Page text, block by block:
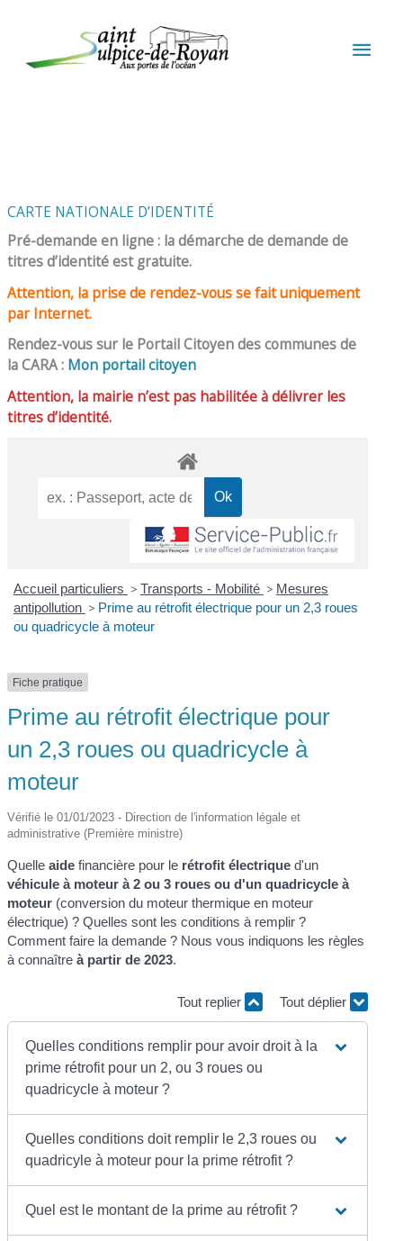
CARTE NATIONALE D’IDENTITÉ
Pré-demande en ligne : la démarche de demande de
titres d’identité est gratuite.
Attention, la prise de rendez-vous se fait uniquement
par Internet.
Rendez-vous sur le Portail Citoyen des communes de
la CARA : Mon portail citoyen
Attention, la mairie n’est pas habilitée à délivrer les
titres d’identité.
Accueil particuliers > Transports - Mobilité > Mesures
antipollution > Prime au rétrofit électrique pour un 2,3 roues
ou quadricycle à moteur
Fiche pratique
Prime au rétrofit électrique pour
un 2,3 roues ou quadricycle à
moteur
Vérifié le 01/01/2023 - Direction de l'information légale et
administrative (Première ministre)
Quelleaide financière pour le rétrofit électrique d'un
véhicule à moteur à 2 ou 3 roues ou d'un quadricycle à
moteur (conversion du moteur thermique en moteur
électrique) ? Quelles sont les conditions à remplir ?
Comment faire la demande ? Nous vous indiquons les règles
à connaîtreà partir de 2023.
Tout replier Tout déplier
Quelles conditions remplir pour avoir droit à la
prime rétrofit pour un 2, ou 3 roues ou
quadricycle à moteur ?
Quelles conditions doit remplir le 2,3 roues ou
quadricyle à moteur pour la prime rétrofit ?
Quel est le montant de la prime au rétrofit ?